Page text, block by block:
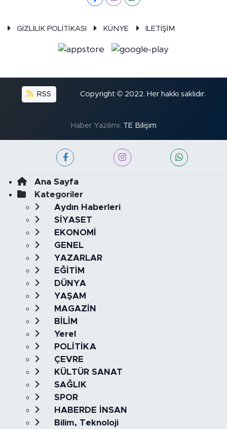
GİZLİLİK POLİTİKASI KÜNYE İLETİŞİM
RSS Copyright © 2022. Her hakkı saklıdır.
Haber Yazılımı: TE Bilişim
Ana Sayfa
Kategoriler
Aydın Haberleri
SİYASET
EKONOMİ
GENEL
YAZARLAR
EĞİTİM
DÜNYA
YAŞAM
MAGAZİN
BİLİM
Yerel
POLİTİKA
ÇEVRE
KÜLTÜR SANAT
SAĞLIK
SPOR
HABERDE İNSAN
Bilim, Teknoloji